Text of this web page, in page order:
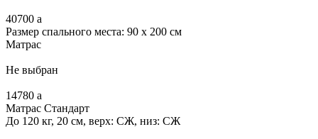
40700 a
Размер спального места: 90 x 200 см
Матрас
Не выбран
14780 a
Матрас Стандарт
До 120 кг, 20 см, верх: СЖ, низ: СЖ